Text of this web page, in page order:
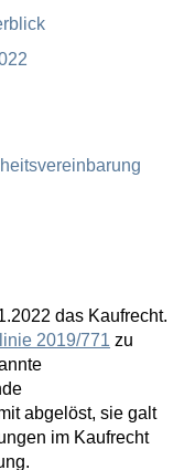
das Kaufrecht.
2019/771 zu
abgelöst, sie galt
im Kaufrecht